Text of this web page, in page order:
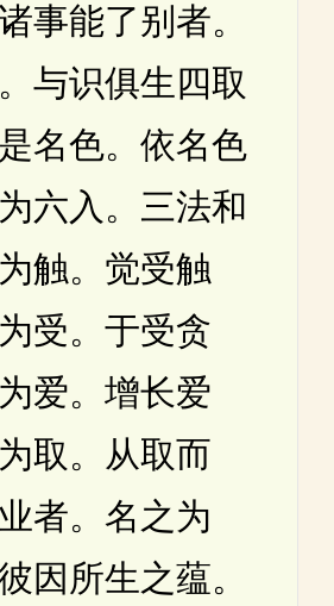
事能了别者。
与识俱生四取
名色。依名色
六入。三法和
触。觉受触
受。于受贪
爱。增长爱
取。从取而
者。名之为
因所生之蕴。